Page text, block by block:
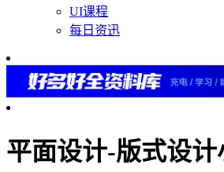
UI课程
每日资迅
平面设计-版式设